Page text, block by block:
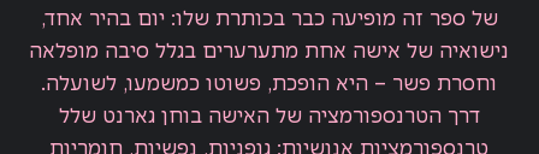
של ספר זה מופיעה כבר בכותרת שלו: יום בהיר אחד,
נישואיה של אישה אחת מתערערים בגלל סיבה מופלאה
וחסרת פשר – היא הופכת, פשוטו כמשמעו, לשועלה.
דרך הטרנספורמציה של האישה בוחן גארנט שלל
טרנספורמציות אנושיות: גופניות, נפשיות, חומריות